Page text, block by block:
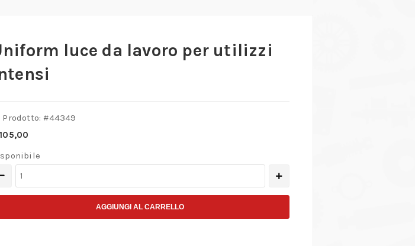
luce da lavoro per utilizzi
Prodotto: #44349
105,00
AGGIUNGI AL CARRELLO